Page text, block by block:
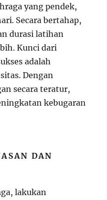
yang pendek,
Secara bertahap,
durasi latihan
Kunci dari
adalah
Dengan
secara teratur,
kebugaran
DAN
lakukan